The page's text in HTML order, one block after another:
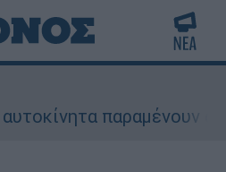
παραμένουν